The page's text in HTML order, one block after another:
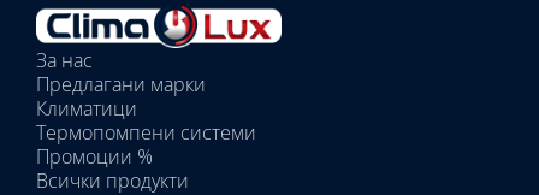
Избрани
вътрешни
тела:
Избрано
тяло:
За нас
Предлагани марки
Климатици
Термопомпени системи
Промоции %
Всички продукти